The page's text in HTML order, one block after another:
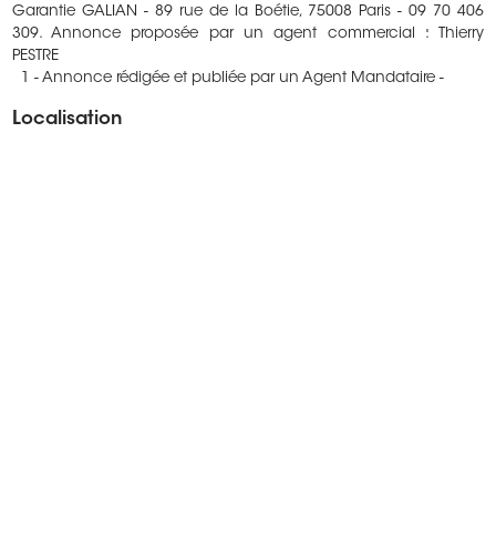
Garantie GALIAN - 89 rue de la Boétie, 75008 Paris - 09 70 406
309. Annonce proposée par un agent commercial : Thierry
PESTRE
1 - Annonce rédigée et publiée par un Agent Mandataire -
Localisation